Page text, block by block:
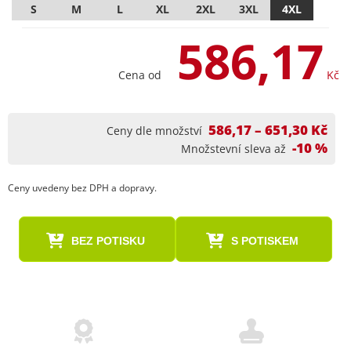
S M L XL 2XL 3XL 4XL
Cena od 586,17 Kč
Ceny dle množství 586,17 – 651,30 Kč
Množstevní sleva až -10 %
Ceny uvedeny bez DPH a dopravy.
BEZ POTISKU S POTISKEM